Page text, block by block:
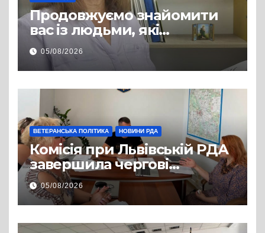
Продовжуємо знайомити
вас із людьми, які
допомагають нашим
захисникам і захисницям
повертатися до цивільного
життя
05/08/2026
ВЕТЕРАНСЬКА ПОЛІТИКА НОВИНИ РДА
Комісія при Львівській РДА
завершила чергові
співбесіди та
рекомендувала кандидатів
на посади фахівців із
супроводу
05/08/2026